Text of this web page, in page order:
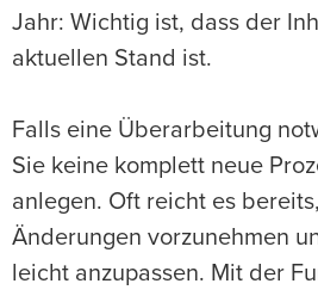
Jahr: Wichtig ist, dass der
aktuellen Stand ist.
Falls eine Überarbeitung
Sie keine komplett neue
anlegen. Oft reicht es
Änderungen vorzunehmen
leicht anzupassen. Mit der